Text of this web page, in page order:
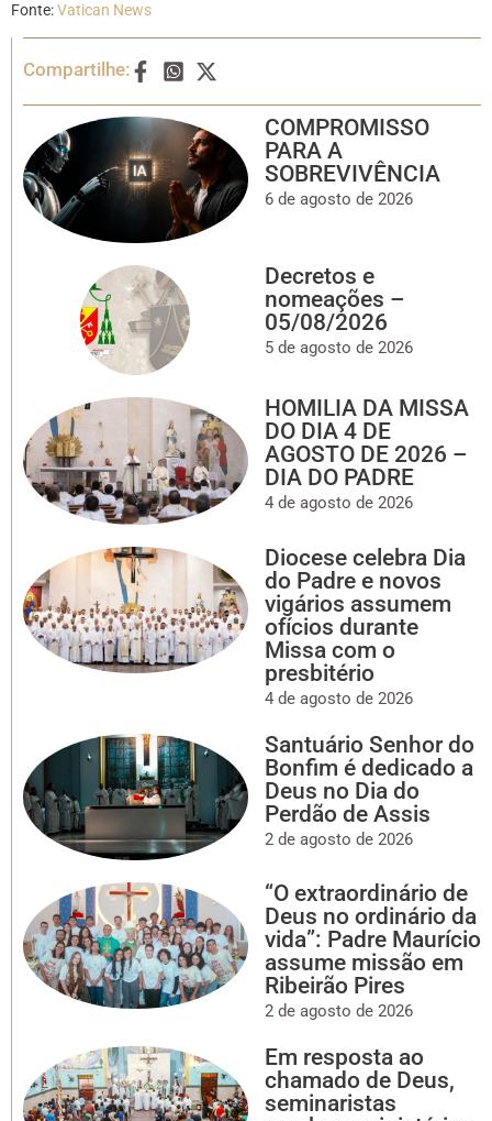
Fonte:Vatican News
Compartilhe:
COMPROMISSO
PARA A
SOBREVIVÊNCIA
6 de agosto de 2026
Decretos e
nomeações –
05/08/2026
5 de agosto de 2026
HOMILIA DA MISSA
DO DIA 4 DE
AGOSTO DE 2026 –
DIA DO PADRE
4 de agosto de 2026
Diocese celebra Dia
do Padre e novos
vigários assumem
ofícios durante
Missa com o
presbitério
4 de agosto de 2026
Santuário Senhor do
Bonfim é dedicado a
Deus no Dia do
Perdão de Assis
2 de agosto de 2026
“O extraordinário de
Deus no ordinário da
vida”: Padre Maurício
assume missão em
Ribeirão Pires
2 de agosto de 2026
Em resposta ao
chamado de Deus,
seminaristas